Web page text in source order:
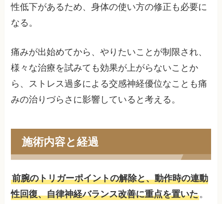
性低下があるため、身体の使い方の修正も必要に
なる。
痛みが出始めてから、やりたいことが制限され、
様々な治療を試みても効果が上がらないことか
ら、ストレス過多による交感神経優位なことも痛
みの治りづらさに影響していると考える。
施術内容と経過
前腕のトリガーポイントの解除と、動作時の連動
性回復、自律神経バランス改善に重点を置いた。